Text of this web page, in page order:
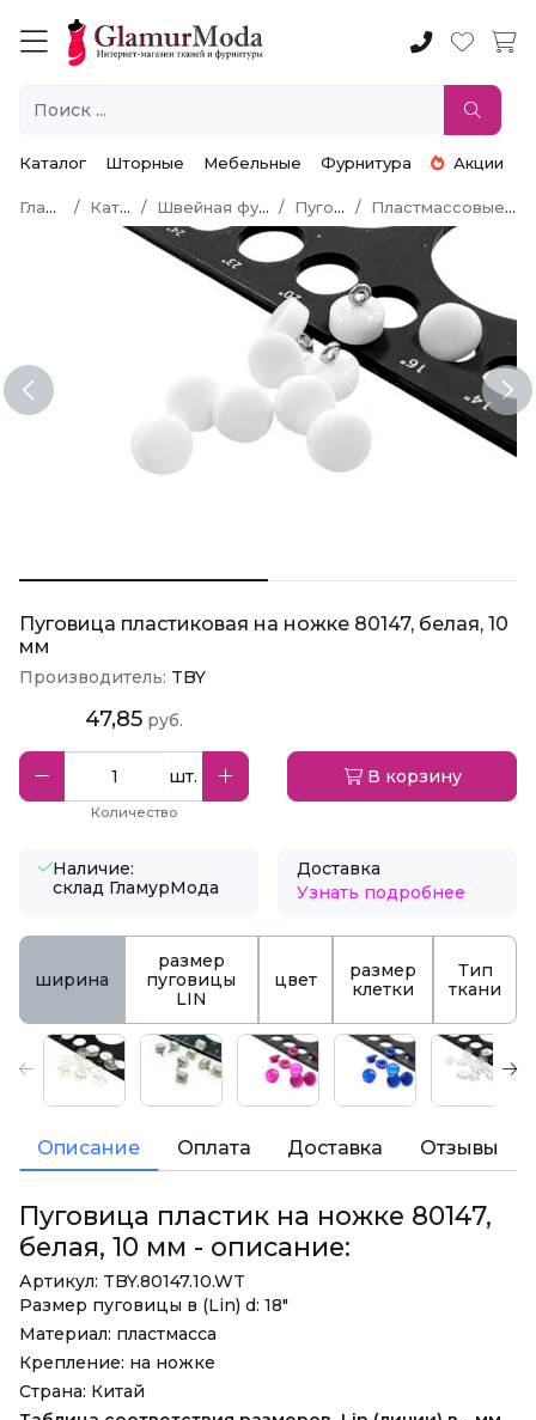
Каталог Шторные Мебельные Фурнитура Акции
Главная Каталог Швейная фурнитура Пуговицы Пластмассовые пуговицы
Previous
Пуговица пластиковая на ножке 80147, белая, 10
мм
Производитель: TBY
47,85 руб.
шт.
Количество
В корзину
Наличие:
склад ГламурМода
Доставка
Узнать подробнее
ширина
размер
пуговицы
LIN
цвет
размер
клетки
Тип
ткани
Описание Оплата Доставка Отзывы
Пуговица пластик на ножке 80147,
белая, 10 мм - описание:
Артикул: TBY.80147.10.WT
Размер пуговицы в (Lin) d: 18"
Материал: пластмасса
Крепление: на ножке
Страна: Китай